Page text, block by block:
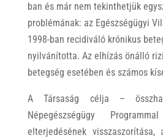
ban és már nem tekinthetjük
problémának: az Egészségügyi
1998-ban recidiváló krónikus
nyilvánította. Az elhízás önálló
betegség esetében és számos
A Társaság célja –
Népegészségügy
elterjedésének